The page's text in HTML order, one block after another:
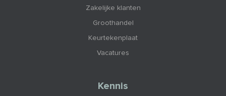
Zakelijke klanten
Groothandel
Keurtekenplaat
Vacatures
Kennis